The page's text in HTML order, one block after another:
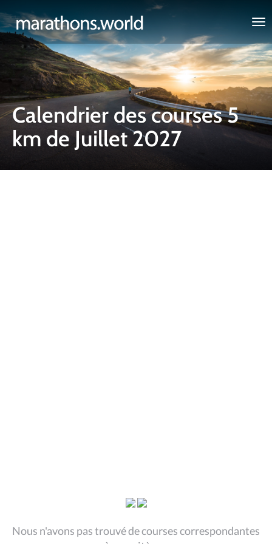
marathons.world
Calendrier des courses 5
km de Juillet 2027
Nous n'avons pas trouvé de courses correspondantes